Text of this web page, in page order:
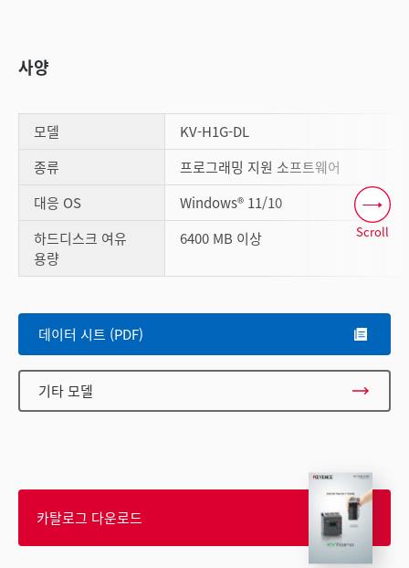
사양
모델
KV-H1G-DL
종류
프로그래밍 지원 소프트웨어
대응 OS
Windows® 11/10
하드디스크 여유
용량
6400 MB 이상 Scroll
데이터 시트 (PDF)
기타 모델
카탈로그 다운로드